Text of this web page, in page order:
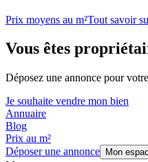
Prix moyens au m²Tout savoir
Vous êtes
Déposez une annonce pour
Je souhaite vendre mon bien
Annuaire
Blog
Prix au m²
Déposer une annonce
Mon